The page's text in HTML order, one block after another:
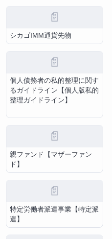
📄
シカゴIMM通貨先物
📄
個人債務者の私的整理に関す
るガイドライン【個人版私的
整理ガイドライン】
📄
親ファンド【マザーファン
ド】
📄
特定労働者派遣事業【特定派
遣】